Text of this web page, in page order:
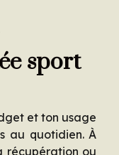
sport
et ton usage
au quotidien. À
récupération ou